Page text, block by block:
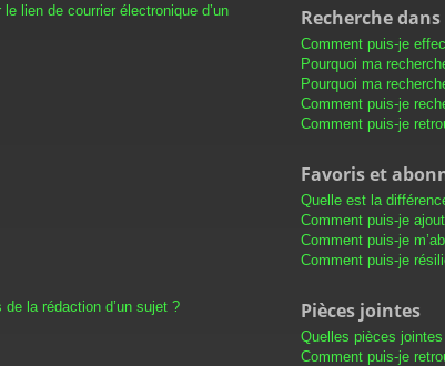
lien de courrier électronique d’un
la rédaction d’un sujet ?
Recherche
Comment puis-je
Pourquoi ma
Pourquoi ma
Comment puis-je
Comment puis-je
Favoris et
Quelle est la
Comment puis-je
Comment puis-je
Comment puis-je
Pièces jointes
Quelles pièces
Comment puis-je